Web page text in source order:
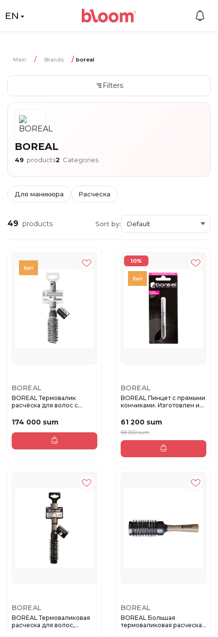
EN
Main Brands boreal
Filters
BOREAL
49 products2 Categories
Для маникюра Расческа
49 products Sort by:
BOREAL
BOREAL Термовалик
расчёска для волос с
174 000 sum
10%
BOREAL
BOREAL Пинцет с прямыми
кончиками. Изготовлен из
61 200 sum
68 000 sum
BOREAL
BOREAL Термоваликовая
расческа для волос,
BOREAL
BOREAL Большая
термоваликовая расческа